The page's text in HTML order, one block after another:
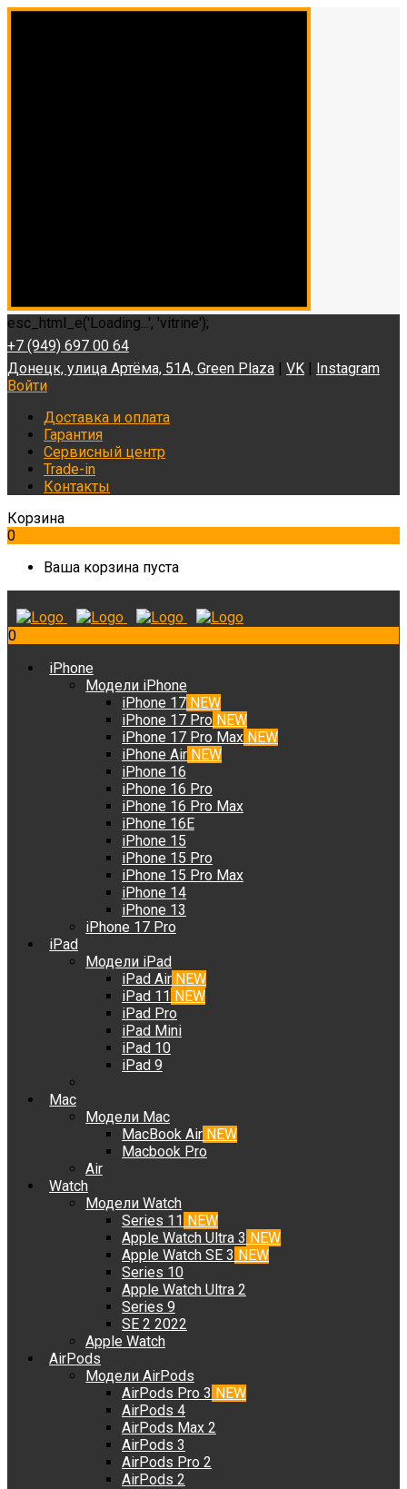
esc_html_e('Loading...', 'vitrine');
+7 (949) 697 00 64
Донецк, улица Артёма, 51А, Green Plaza | VK | Instagram
Войти
Доставка и оплата
Гарантия
Сервисный центр
Trade-in
Контакты
Корзина
0
Ваша корзина пуста
0
iPhone
Модели iPhone
iPhone 17 NEW
iPhone 17 Pro NEW
iPhone 17 Pro Max NEW
iPhone Air NEW
iPhone 16
iPhone 16 Pro
iPhone 16 Pro Max
iPhone 16E
iPhone 15
iPhone 15 Pro
iPhone 15 Pro Max
iPhone 14
iPhone 13
iPhone 17 Pro
iPad
Модели iPad
iPad Air NEW
iPad 11 NEW
iPad Pro
iPad Mini
iPad 10
iPad 9
Mac
Модели Mac
MacBook Air NEW
Macbook Pro
Air
Watch
Модели Watch
Series 11 NEW
Apple Watch Ultra 3 NEW
Apple Watch SE 3 NEW
Series 10
Apple Watch Ultra 2
Series 9
SE 2 2022
Apple Watch
AirPods
Модели AirPods
AirPods Pro 3 NEW
AirPods 4
AirPods Max 2
AirPods 3
AirPods Pro 2
AirPods 2